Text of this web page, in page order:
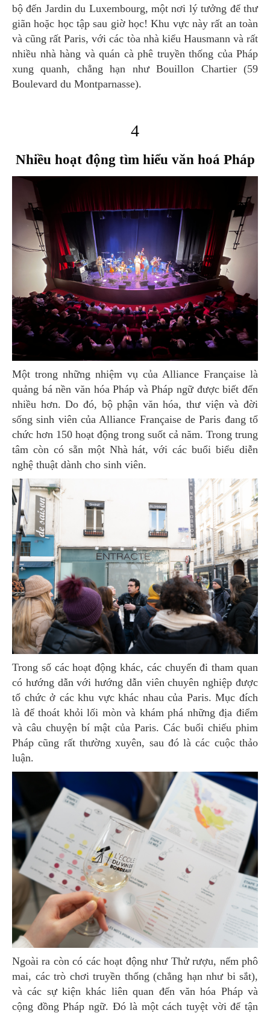
bộ đến Jardin du Luxembourg, một nơi lý tưởng để thư
giãn hoặc học tập sau giờ học! Khu vực này rất an toàn
và cũng rất Paris, với các tòa nhà kiểu Hausmann và rất
nhiều nhà hàng và quán cà phê truyền thống của Pháp
xung quanh, chẳng hạn như Bouillon Chartier (59
Boulevard du Montparnasse).
4
Nhiều hoạt động tìm hiểu văn hoá Pháp
Một trong những nhiệm vụ của Alliance Française là
quảng bá nền văn hóa Pháp và Pháp ngữ được biết đến
nhiều hơn. Do đó, bộ phận văn hóa, thư viện và đời
sống sinh viên của Alliance Française de Paris đang tổ
chức hơn 150 hoạt động trong suốt cả năm. Trong trung
tâm còn có sẵn một Nhà hát, với các buổi biểu diễn
nghệ thuật dành cho sinh viên.
Trong số các hoạt động khác, các chuyến đi tham quan
có hướng dẫn với hướng dẫn viên chuyên nghiệp được
tổ chức ở các khu vực khác nhau của Paris. Mục đích
là để thoát khỏi lối mòn và khám phá những địa điểm
và câu chuyện bí mật của Paris. Các buổi chiếu phim
Pháp cũng rất thường xuyên, sau đó là các cuộc thảo
luận.
Ngoài ra còn có các hoạt động như Thử rượu, nếm phô
mai, các trò chơi truyền thống (chẳng hạn như bi sắt),
và các sự kiện khác liên quan đến văn hóa Pháp và
cộng đồng Pháp ngữ. Đó là một cách tuyệt vời để tận